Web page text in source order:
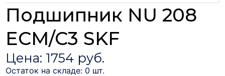
Подшипник NU 208
ECM/C3 SKF
Цена: 1754 руб.
Остаток на складе: 0 шт.